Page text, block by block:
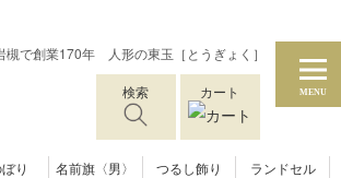
槻で創業170年 人形の東玉［とうぎょく］
検索 カート MENU
り 名前旗〈男〉 つるし飾り ランドセル